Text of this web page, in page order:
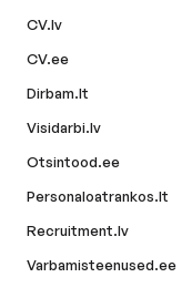
CV.lv
CV.ee
Dirbam.lt
Visidarbi.lv
Otsintood.ee
Personaloatrankos.lt
Recruitment.lv
Varbamisteenused.ee